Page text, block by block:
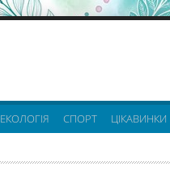
ЕКОЛОГІЯ СПОРТ ЦІКАВИНКИ